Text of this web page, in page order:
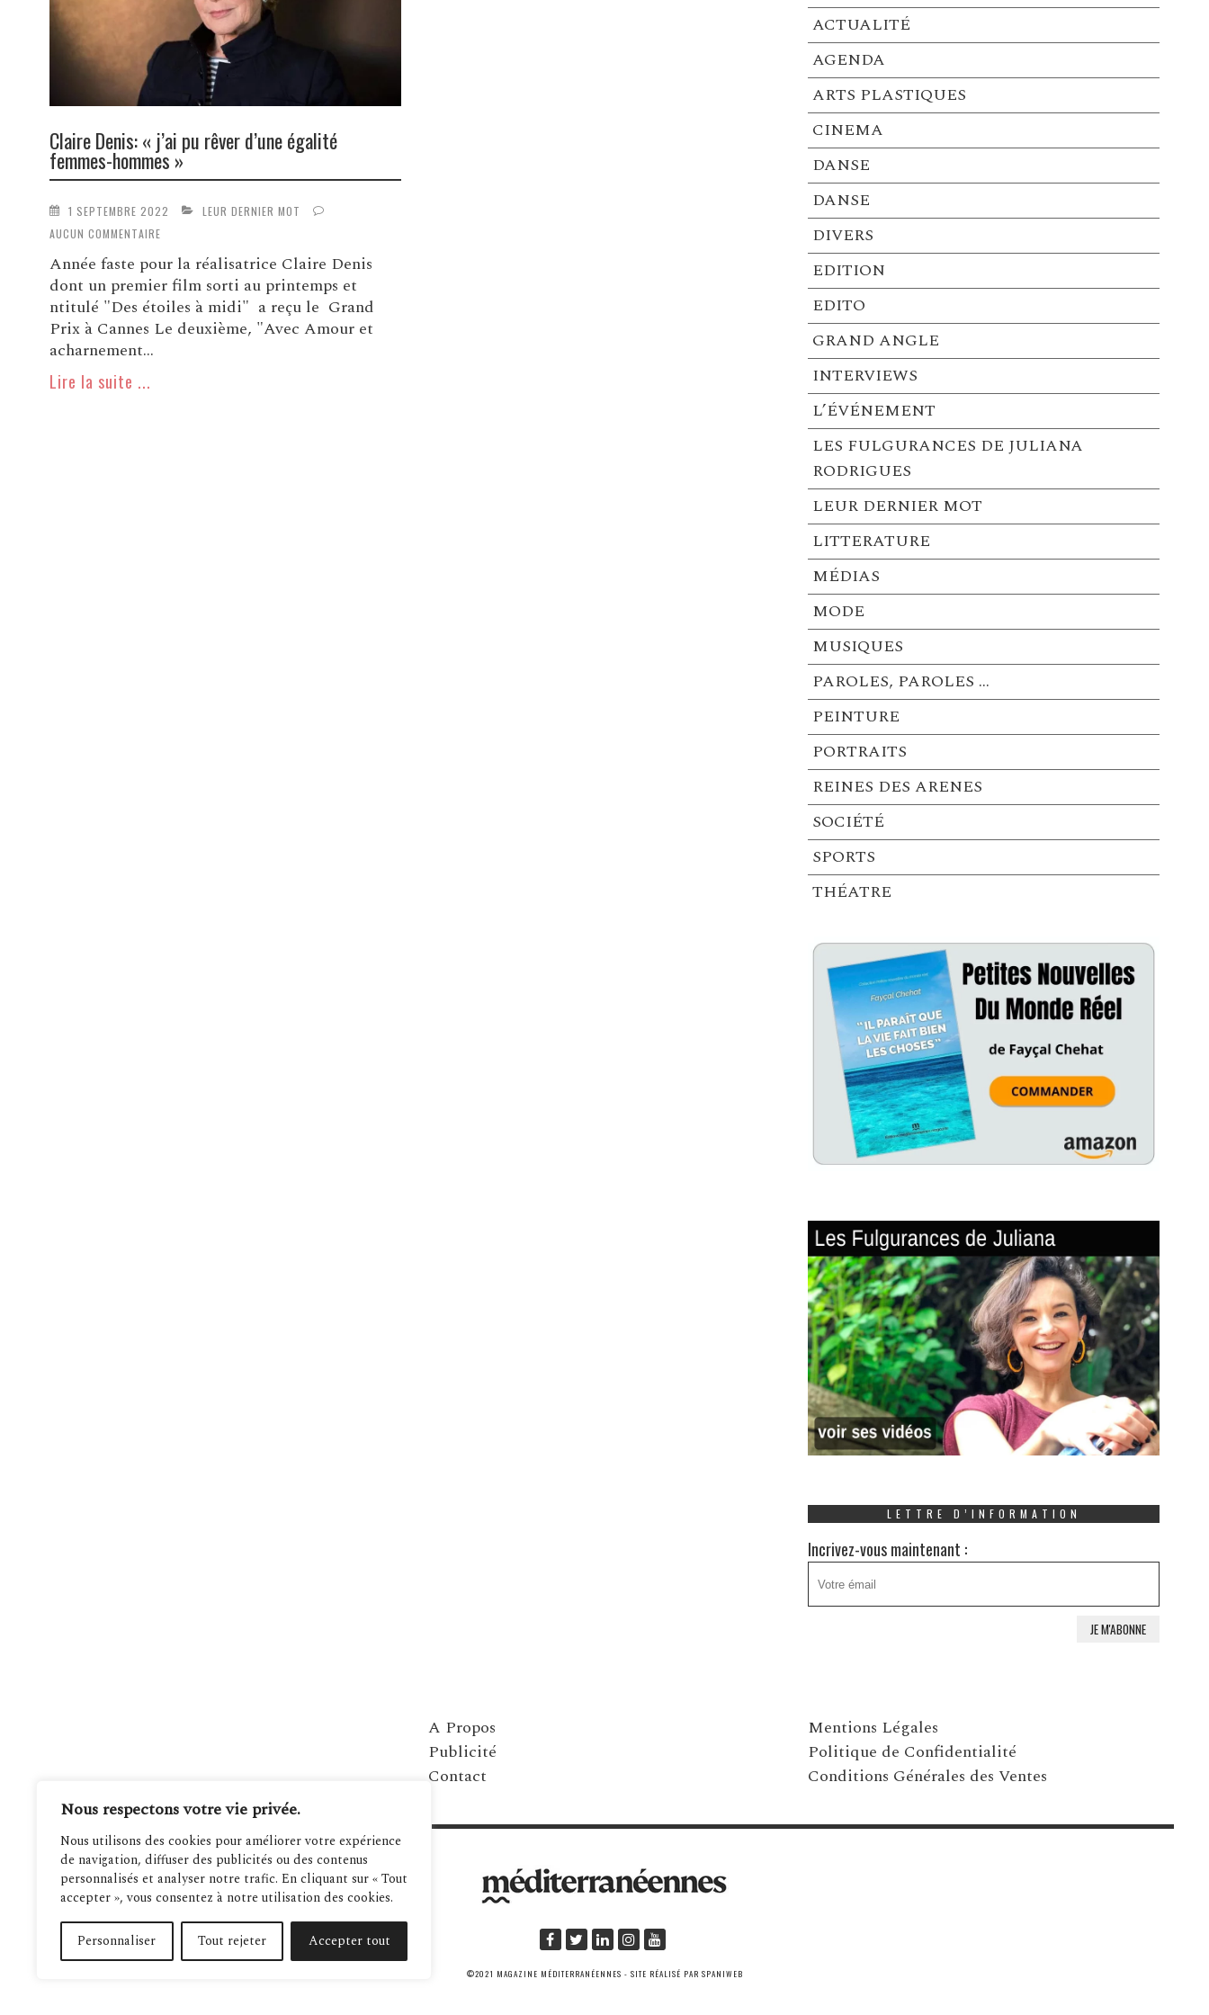
Nous respectons votre vie privée.
Nous utilisons des cookies pour améliorer votre expérience
de navigation, diffuser des publicités ou des contenus
personnalisés et analyser notre trafic. En cliquant sur « Tout
accepter », vous consentez à notre utilisation des cookies.
Personnaliser Tout rejeter Accepter tout
Claire Denis: « j’ai pu rêver d’une égalité
femmes-hommes »
1 SEPTEMBRE 2022
LEUR DERNIER MOT
AUCUN COMMENTAIRE
Année faste pour la réalisatrice Claire Denis
dont un premier film sorti au printemps et
ntitulé "Des étoiles à midi" a reçu le Grand
Prix à Cannes Le deuxième, "Avec Amour et
acharnement...
Lire la suite ...
ACTUALITÉ
AGENDA
ARTS PLASTIQUES
CINEMA
DANSE
DANSE
DIVERS
EDITION
EDITO
GRAND ANGLE
INTERVIEWS
L’ÉVÉNEMENT
LES FULGURANCES DE JULIANA
RODRIGUES
LEUR DERNIER MOT
LITTERATURE
MÉDIAS
MODE
MUSIQUES
PAROLES, PAROLES …
PEINTURE
PORTRAITS
REINES DES ARENES
SOCIÉTÉ
SPORTS
THÉATRE
LETTRE D’INFORMATION
Incrivez-vous maintenant :
A Propos
Publicité
Contact
Mentions Légales
Politique de Confidentialité
Conditions Générales des Ventes
©2021 MAGAZINE MÉDITERRANÉENNES - SITE RÉALISÉ PAR SPANIWEB